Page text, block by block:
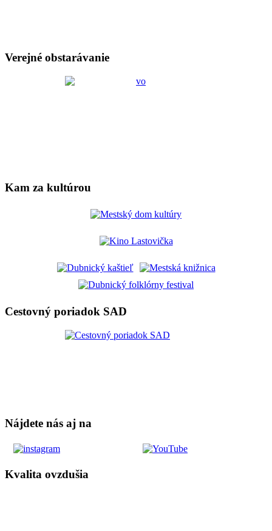
Verejné obstarávanie
Kam za kultúrou
Cestovný poriadok SAD
Nájdete nás aj na
Kvalita ovzdušia